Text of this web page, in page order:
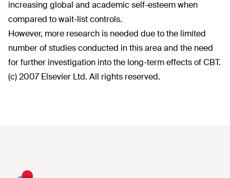
increasing global and academic self-esteem when
compared to wait-list controls.
However, more research is needed due to the limited
number of studies conducted in this area and the need
for further investigation into the long-term effects of CBT.
(c) 2007 Elsevier Ltd. All rights reserved.